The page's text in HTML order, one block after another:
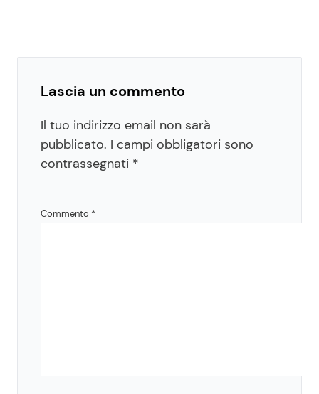
Lascia un commento
Il tuo indirizzo email non sarà
pubblicato. I campi obbligatori sono
contrassegnati *
Commento *